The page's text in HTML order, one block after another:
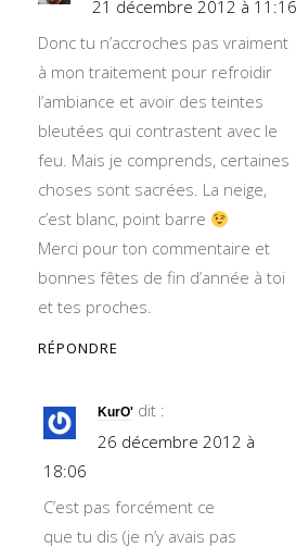
21 décembre 2012 à 11:16
Donc tu n’accroches pas vraiment
à mon traitement pour refroidir
l’ambiance et avoir des teintes
bleutées qui contrastent avec le
feu. Mais je comprends, certaines
choses sont sacrées. La neige,
c’est blanc, point barre
Merci pour ton commentaire et
bonnes fêtes de fin d’année à toi
et tes proches.
RÉPONDRE
KurO' dit :
26 décembre 2012 à
18:06
C’est pas forcément ce
que tu dis (je n’y avais pas